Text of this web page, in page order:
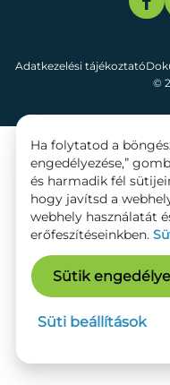
©
Adatkezelési tájékoztató
Ha folytatod a
engedélyezése,”
és harmadik fél
hogy javítsd a
webhely használatát
erőfeszítéseinkben.
Sütik
Süti beállítások